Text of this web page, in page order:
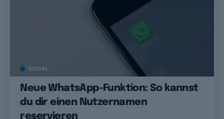
SOCIAL
Neue WhatsApp-Funktion: So kannst
du dir einen Nutzernamen
reservieren